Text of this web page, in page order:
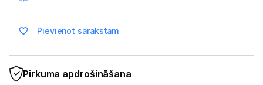
Piegāde un apmaksa
Pievienot sarakstam
Pirkuma apdrošināšana